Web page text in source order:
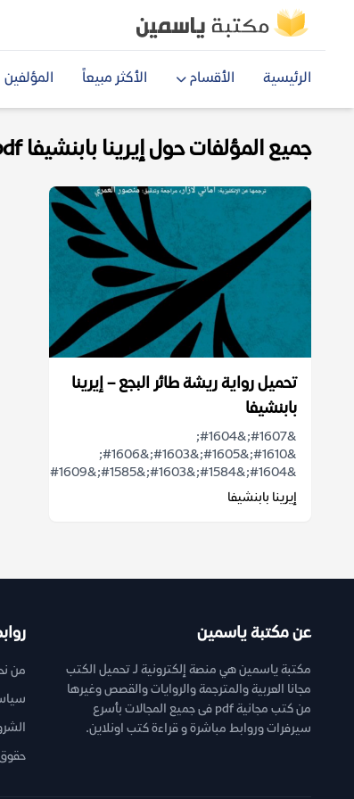
الرئيسية الأقسام الأكثر مبيعاً المؤلفين
جميع المؤلفات حول إيرينا بابنشيفا pdf
تحميل رواية ريشة طائر البجع – إيرينا
بابنشيفا
&#1607;&#1604;
&#1610;&#1605;&#1603;&#1606;
&#1604;&#1584;&#1603;&#1585;&#1609;...
إيرينا بابنشيفا
عن مكتبة ياسمين
مكتبة ياسمين هي منصة إلكترونية لـ تحميل الكتب
مجانا العربية والمترجمة والروايات والقصص وغيرها
من كتب مجانية pdf فى جميع المجالات بأسرع
سيرفرات وروابط مباشرة و قراءة كتب اونلاين.
من
حقوق